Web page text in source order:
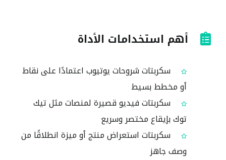
أهم استخدامات الأداة
سكربتات شروحات يوتيوب اعتمادًا على نقاط
أو مخطط بسيط
سكربتات فيديو قصيرة لمنصات مثل تيك
توك بإيقاع مختصر وسريع
سكربتات استعراض منتج أو ميزة انطلاقًا من
وصف جاهز